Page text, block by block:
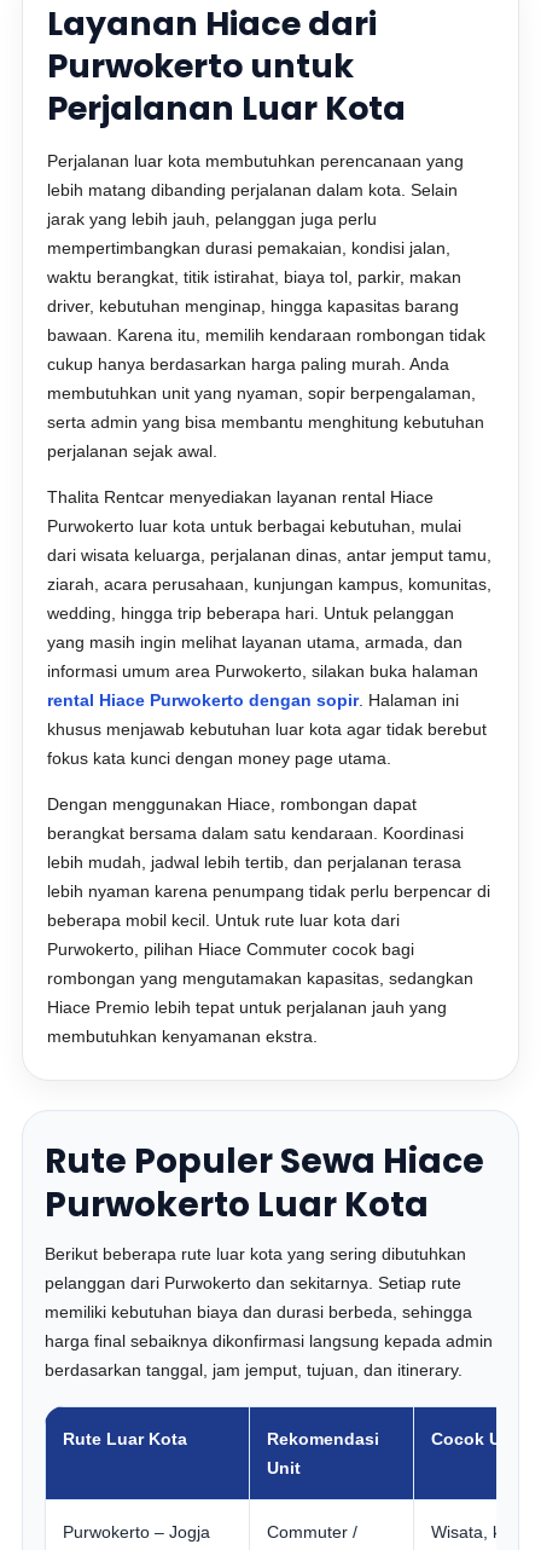
Layanan Hiace dari
Purwokerto untuk
Perjalanan Luar Kota
Perjalanan luar kota membutuhkan perencanaan yang
lebih matang dibanding perjalanan dalam kota. Selain
jarak yang lebih jauh, pelanggan juga perlu
mempertimbangkan durasi pemakaian, kondisi jalan,
waktu berangkat, titik istirahat, biaya tol, parkir, makan
driver, kebutuhan menginap, hingga kapasitas barang
bawaan. Karena itu, memilih kendaraan rombongan tidak
cukup hanya berdasarkan harga paling murah. Anda
membutuhkan unit yang nyaman, sopir berpengalaman,
serta admin yang bisa membantu menghitung kebutuhan
perjalanan sejak awal.
Thalita Rentcar menyediakan layanan rental Hiace
Purwokerto luar kota untuk berbagai kebutuhan, mulai
dari wisata keluarga, perjalanan dinas, antar jemput tamu,
ziarah, acara perusahaan, kunjungan kampus, komunitas,
wedding, hingga trip beberapa hari. Untuk pelanggan
yang masih ingin melihat layanan utama, armada, dan
informasi umum area Purwokerto, silakan buka halaman
rental Hiace Purwokerto dengan sopir. Halaman ini
khusus menjawab kebutuhan luar kota agar tidak berebut
fokus kata kunci dengan money page utama.
Dengan menggunakan Hiace, rombongan dapat
berangkat bersama dalam satu kendaraan. Koordinasi
lebih mudah, jadwal lebih tertib, dan perjalanan terasa
lebih nyaman karena penumpang tidak perlu berpencar di
beberapa mobil kecil. Untuk rute luar kota dari
Purwokerto, pilihan Hiace Commuter cocok bagi
rombongan yang mengutamakan kapasitas, sedangkan
Hiace Premio lebih tepat untuk perjalanan jauh yang
membutuhkan kenyamanan ekstra.
Rute Populer Sewa Hiace
Purwokerto Luar Kota
Berikut beberapa rute luar kota yang sering dibutuhkan
pelanggan dari Purwokerto dan sekitarnya. Setiap rute
memiliki kebutuhan biaya dan durasi berbeda, sehingga
harga final sebaiknya dikonfirmasi langsung kepada admin
berdasarkan tanggal, jam jemput, tujuan, dan itinerary.
Rute Luar Kota
Rekomendasi
Unit
Cocok Untuk
Purwokerto – Jogja
Commuter /
Wisata,